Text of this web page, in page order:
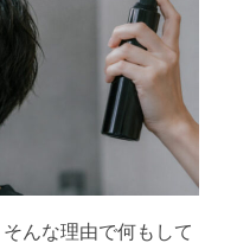
んな理由で何もして